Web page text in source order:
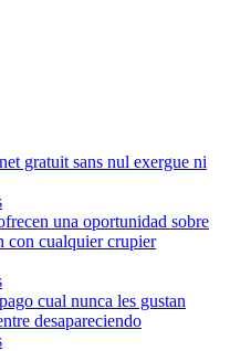
gratuit sans nul exergue ni
una oportunidad sobre
con cualquier crupier
cual nunca les gustan
desapareciendo